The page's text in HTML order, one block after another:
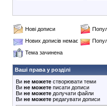
Нові дописи
Нових дописів немає
Тема зачинена
Ваші права у розділі
Ви не можете створювати теми
Ви не можете писати дописи
Ви не можете долучати файли
Ви не можете редагувати дописи